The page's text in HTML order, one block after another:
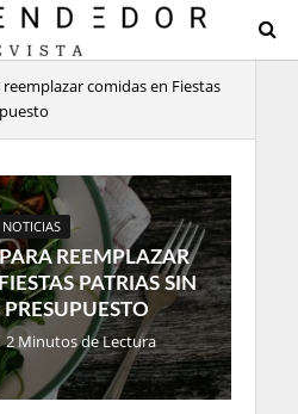
comidas en Fiestas
NOTICIAS
REEMPLAZAR
PATRIAS SIN
PRESUPUESTO
2 Minutos de Lectura